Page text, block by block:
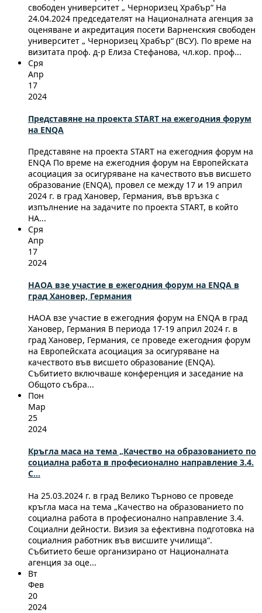
свободен университет „ Черноризец Храбър“ На
24.04.2024 председателят на Националната агенция за
оценяване и акредитация посети Варненския свободен
университет „ Черноризец Храбър“ (ВСУ). По време на
визитата проф. д-р Елиза Стефанова, чл.кор. проф...
Сря
Апр
17
2024
Представяне на проекта START на ежегодния форум
на ENQA
Представяне на проекта START на ежегодния форум на
ENQA По време на ежегодния форум на Европейската
асоциация за осигуряване на качеството във висшето
образование (ENQA), провел се между 17 и 19 април
2024 г. в град Хановер, Германия, във връзка с
изпълнение на задачите по проекта START, в който
НА...
Сря
Апр
17
2024
НАОА взе участие в ежегодния форум на ENQA в
град Хановер, Германия
НАОА взе участие в ежегодния форум на ENQA в град
Хановер, Германия В периода 17-19 април 2024 г. в
град Хановер, Германия, се проведе ежегодния форум
на Европейската асоциация за осигуряване на
качеството във висшето образование (ENQA).
Събитието включваше конференция и заседание на
Общото събра...
Пон
Мар
25
2024
Кръгла маса на тема „Качество на образованието по
социална работа в професионално направление 3.4.
С...
На 25.03.2024 г. в град Велико Търново се проведе
кръгла маса на тема „Качество на образованието по
социална работа в професионално направление 3.4.
Социални дейности. Визия за ефективна подготовка на
социалния работник във висшите училища“.
Събитието беше организирано от Националната
агенция за оце...
Вт
Фев
20
2024